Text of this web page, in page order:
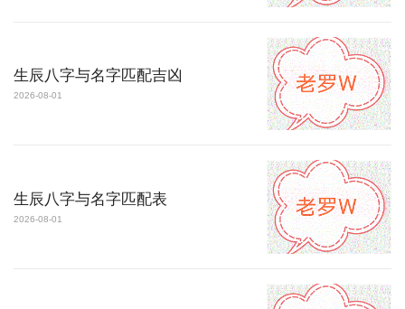
生辰八字与名字匹配吉凶
2026-08-01
生辰八字与名字匹配表
2026-08-01